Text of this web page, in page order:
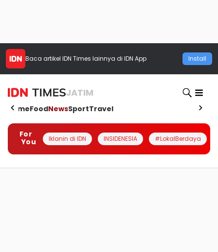
Baca artikel IDN Times lainnya di IDN App Install
JATIM
HomeFoodNewsSportTravel
For
You
Iklanin di IDN INSIDENESIA #LokalBerdaya